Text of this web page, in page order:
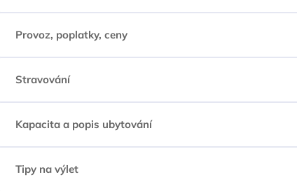
Provoz, poplatky, ceny
Stravování
Kapacita a popis ubytování
Tipy na výlet